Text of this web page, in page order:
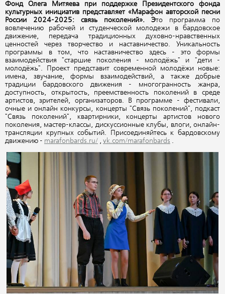
Фонд Олега Митяева при поддержке Президентского фонда
культурных инициатив представляет «Марафон авторской песни
России 2024-2025: связь поколений». Это программа по
вовлечению рабочей и студенческой молодежи в бардовское
движение, передача традиционных духовно-нравственных
ценностей через творчество и наставничество. Уникальность
программы в том, что наставничество здесь - это формы
взаимодействия "старшие поколения - молодёжь" и "дети -
молодёжь". Проект представит современной молодёжи новые:
имена, звучание, формы взаимодействий, а также добрые
традиции бардовского движения - многогранность жанра,
доступность, открытость, преемственность поколений в среде
артистов, зрителей, организаторов. В программе - фестивали,
очные и онлайн конкурсы, концерты "Связь поколений", подкаст
"Связь поколений", квартирники, концерты артистов нового
поколения, мастер-классы, дискуссионные клубы, влоги, онлайн-
трансляции крупных событий. Присоединяйтесь к бардовскому
движению - marafonbards.ru/ , vk.com/marafonbards .